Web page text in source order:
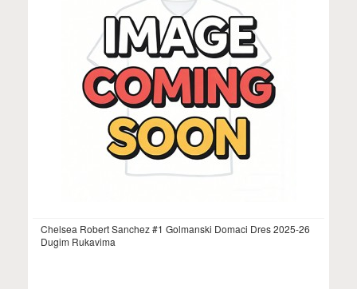
Chelsea Robert Sanchez #1 Golmanski Domaci Dres 2025-26
Dugim Rukavima